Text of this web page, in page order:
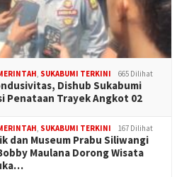
, SUKABUMI TERKINI 665 Dilihat
Dishub Sukabumi
Penataan Trayek Angkot 02
, SUKABUMI TERKINI 167 Dilihat
dan Museum Prabu Siliwangi
Maulana Dorong Wisata